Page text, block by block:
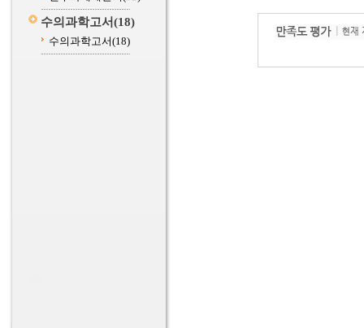
수의과학고서(18)
수의과학고서(18)